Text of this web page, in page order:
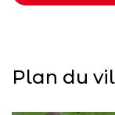
Plan du